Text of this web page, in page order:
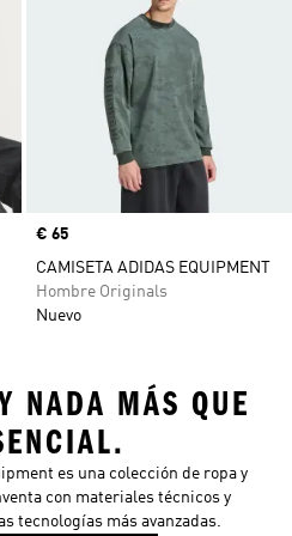
Precio
€ 65
CAMISETA ADIDAS EQUIPMENT
Hombre Originals
Nuevo
NADA MÁS QUE
es una colección de ropa y
con materiales técnicos y
tecnologías más avanzadas.